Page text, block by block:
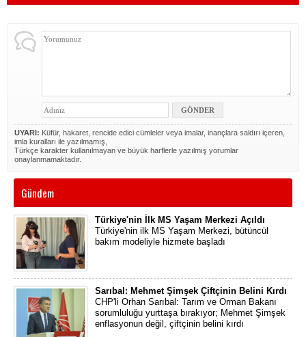
UYARI: Küfür, hakaret, rencide edici cümleler veya imalar, inançlara saldırı içeren,
imla kuralları ile yazılmamış,
Türkçe karakter kullanılmayan ve büyük harflerle yazılmış yorumlar
onaylanmamaktadır.
Gündem
Türkiye'nin İlk MS Yaşam Merkezi Açıldı
Türkiye'nin ilk MS Yaşam Merkezi, bütüncül
bakım modeliyle hizmete başladı
Sarıbal: Mehmet Şimşek Çiftçinin Belini Kırdı
CHP'li Orhan Sarıbal: Tarım ve Orman Bakanı
sorumluluğu yurttaşa bırakıyor; Mehmet Şimşek
enflasyonun değil, çiftçinin belini kırdı